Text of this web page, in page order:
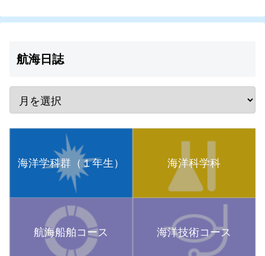
航海日誌
海洋学科群（１年生） 海洋科学科
航海船舶コース 海洋技術コース